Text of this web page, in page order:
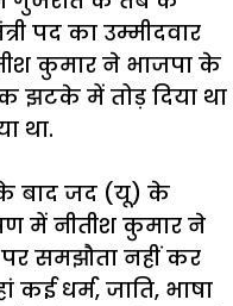
पद का उम्मीदवार
कुमार ने भाजपा के
झटके में तोड़ दिया था
था.
बाद जद (यू) के
में नीतीश कुमार ने
पर समझौता नहीं कर
कई धर्म, जाति, भाषा